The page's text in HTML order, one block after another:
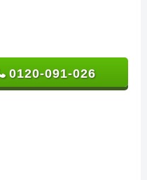
0120-091-026